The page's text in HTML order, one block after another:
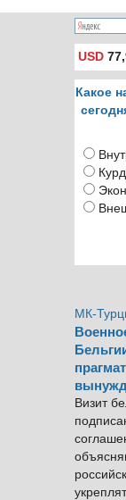
USD
Какое
МК-
Визит